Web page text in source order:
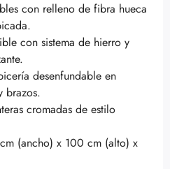
con relleno de fibra hueca
con sistema de hierro y
desenfundable en
brazos.
cromadas de estilo
(ancho) x 100 cm (alto) x